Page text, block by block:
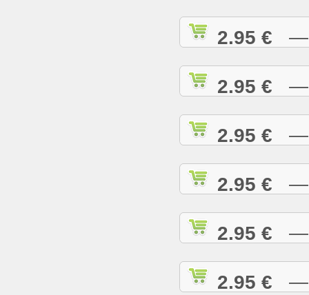
2.95 € —
2.95 € —
2.95 € —
2.95 € —
2.95 € —
2.95 € —